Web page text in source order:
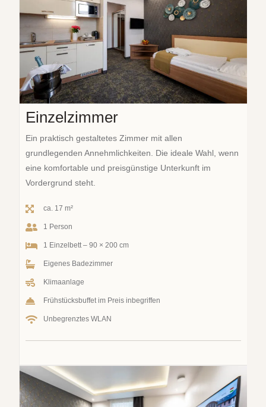
Einzelzimmer
Ein praktisch gestaltetes Zimmer mit allen
grundlegenden Annehmlichkeiten. Die ideale Wahl, wenn
eine komfortable und preisgünstige Unterkunft im
Vordergrund steht.
ca. 17 m²
1 Person
1 Einzelbett – 90 × 200 cm
Eigenes Badezimmer
Klimaanlage
Frühstücksbuffet im Preis inbegriffen
Unbegrenztes WLAN